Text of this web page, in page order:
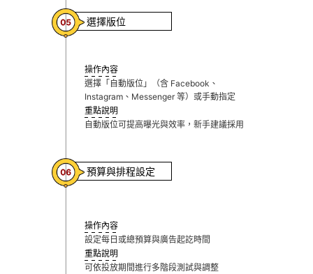
選擇版位
操作內容
選擇「自動版位」（含 Facebook、
Instagram、Messenger 等）或手動指定
重點說明
自動版位可提高曝光與效率，新手建議採用
預算與排程設定
操作內容
設定每日或總預算與廣告起訖時間
重點說明
可依投放期間進行多階段測試與調整